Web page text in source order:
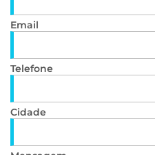
Email
Telefone
Cidade